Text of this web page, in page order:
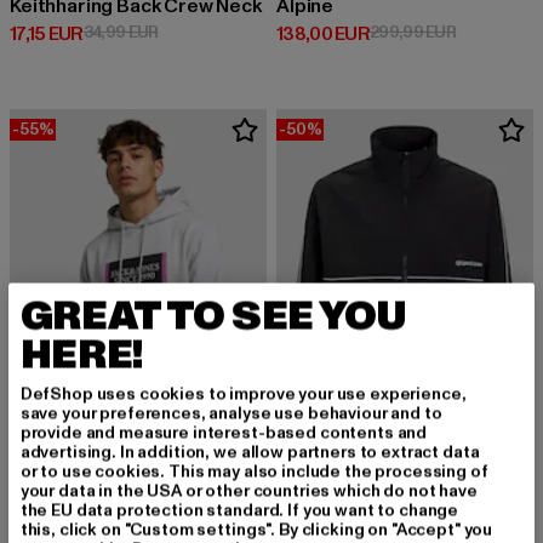
Keithharing Back Crew Neck
17,15 EUR
Derzeitiger Preis: 17,15 EUR
34,99 EURAktionspreis: 34,99 EUR
Alpine
138,00 EUR
Derzeitiger Preis: 138,00 EUR
299,99 EUR
-55%
JACK AND JONES
Lafayette Branding
-50%
JACK AND JONES
Union Track
30,00 EUR
Derzeitiger Preis: 30,00 EUR
59,99 EURAktionspreis:
GREAT TO SEE YOU
HERE!
DefShop uses cookies to improve your use experience,
save your preferences, analyse use behaviour and to
provide and measure interest-based contents and
advertising. In addition, we allow partners to extract data
or to use cookies. This may also include the processing of
your data in the USA or other countries which do not have
the EU data protection standard. If you want to change
this, click on "Custom settings". By clicking on "Accept" you